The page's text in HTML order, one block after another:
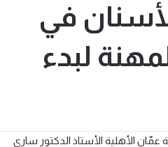
في
لبدء
الأهلية الأستاذ الدكتور ساري